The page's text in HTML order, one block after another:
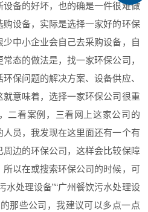
备的好坏，也的确是一件很难做
设备，实际是选择一家好的环保
中小企业会自己去采购设备，自
态的做法是，找一家环保公司，
保问题的解决方案、设备供应、
意味着，选择一家环保公司很重
二看案例，三看网上这家公司的
员，我发现在这里面还有一个有
边的环保公司，这样会比较保障
以在或搜索环保公司的时候，可
水处理设备”“广州餐饮污水处理设
那些公司，我建议可以多点一点